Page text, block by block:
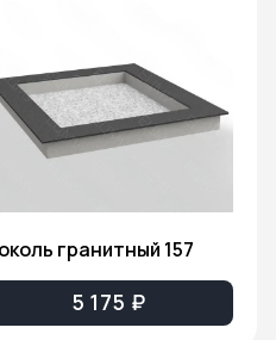
гранитный 157
5 175 ₽